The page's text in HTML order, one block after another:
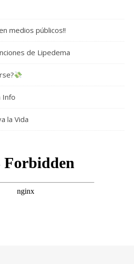
medios públicos!!
de Lipedema
Info
la Vida